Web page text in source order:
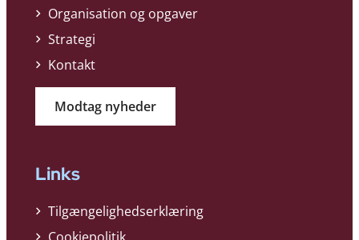
Organisation og opgaver
Strategi
Kontakt
Modtag nyheder
Links
Tilgængelighedserklæring